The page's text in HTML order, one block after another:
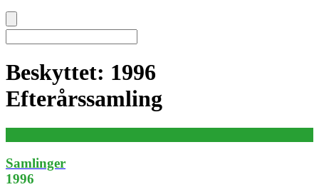
Beskyttet: 1996
Efterårssamling
Samlinger
1996